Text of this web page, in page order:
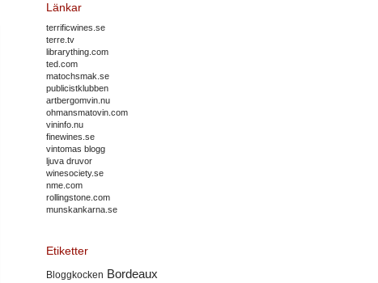
Länkar
terrificwines.se
terre.tv
librarything.com
ted.com
matochsmak.se
publicistklubben
artbergomvin.nu
ohmansmatovin.com
vininfo.nu
finewines.se
vintomas blogg
ljuva druvor
winesociety.se
nme.com
rollingstone.com
munskankarna.se
Etiketter
Bloggkocken Bordeaux